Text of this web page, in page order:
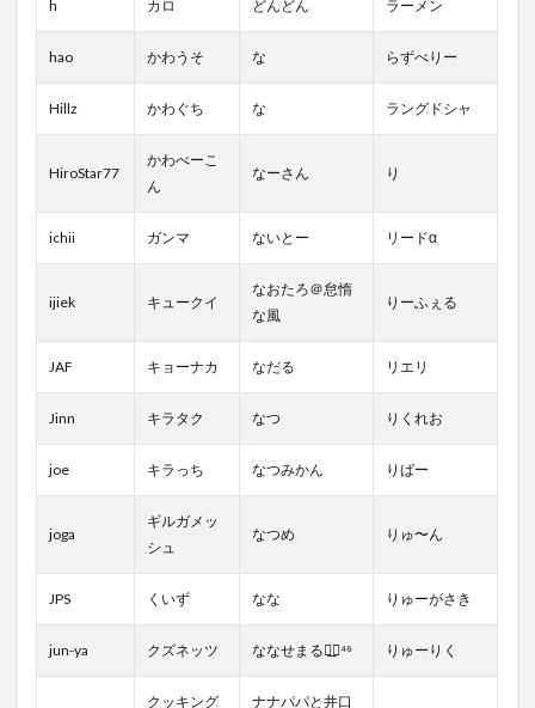
h カロ どんどん ラーメン
hao かわうそ な らずべりー
Hillz かわぐち な ラングドシャ
HiroStar77
かわべーこ
ん
なーさん り
ichii ガンマ ないとー リードα
ijiek キュークイ
なおたろ＠怠惰
な風
りーふぇる
JAF キョーナカ なだる リエリ
Jinn キラタク なつ りくれお
joe キラっち なつみかん りばー
joga
ギルガメッ
シュ
なつめ りゅ〜ん
JPS くいず なな りゅーがさき
jun-ya クズネッツ ななせまる◢͟￨⁴⁶ りゅーりく
クッキング ナナパパと井口